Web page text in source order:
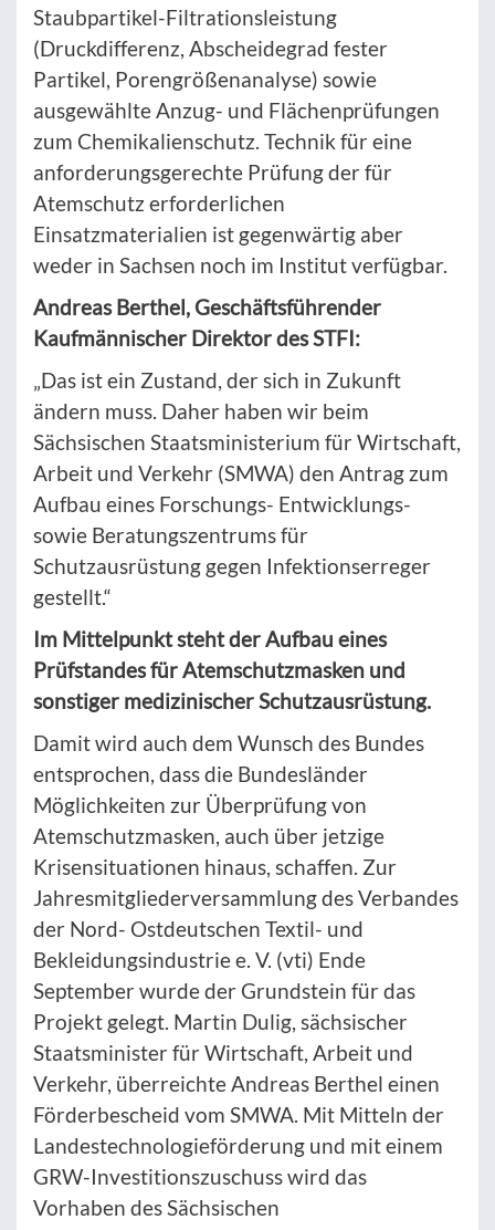
Staubpartikel-Filtrationsleistung
(Druckdifferenz, Abscheidegrad fester
Partikel, Porengrößenanalyse) sowie
ausgewählte Anzug- und Flächenprüfungen
zum Chemikalienschutz. Technik für eine
anforderungsgerechte Prüfung der für
Atemschutz erforderlichen
Einsatzmaterialien ist gegenwärtig aber
weder in Sachsen noch im Institut verfügbar.
Andreas Berthel, Geschäftsführender
Kaufmännischer Direktor des STFI:
„Das ist ein Zustand, der sich in Zukunft
ändern muss. Daher haben wir beim
Sächsischen Staatsministerium für Wirtschaft,
Arbeit und Verkehr (SMWA) den Antrag zum
Aufbau eines Forschungs- Entwicklungs-
sowie Beratungszentrums für
Schutzausrüstung gegen Infektionserreger
gestellt.“
Im Mittelpunkt steht der Aufbau eines
Prüfstandes für Atemschutzmasken und
sonstiger medizinischer Schutzausrüstung.
Damit wird auch dem Wunsch des Bundes
entsprochen, dass die Bundesländer
Möglichkeiten zur Überprüfung von
Atemschutzmasken, auch über jetzige
Krisensituationen hinaus, schaffen. Zur
Jahresmitgliederversammlung des Verbandes
der Nord- Ostdeutschen Textil- und
Bekleidungsindustrie e. V. (vti) Ende
September wurde der Grundstein für das
Projekt gelegt. Martin Dulig, sächsischer
Staatsminister für Wirtschaft, Arbeit und
Verkehr, überreichte Andreas Berthel einen
Förderbescheid vom SMWA. Mit Mitteln der
Landestechnologieförderung und mit einem
GRW-Investitionszuschuss wird das
Vorhaben des Sächsischen